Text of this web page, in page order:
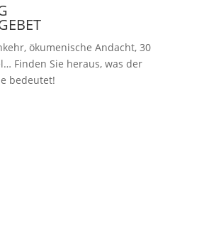
ökumenische Andacht, 30
Finden Sie heraus, was der
bedeutet!